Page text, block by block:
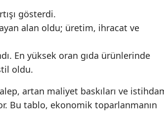
gösterdi.
alan oldu; üretim, ihracat ve
En yüksek oran gıda ürünlerinde
oldu.
artan maliyet baskıları ve
Bu tablo, ekonomik toparlanmanın